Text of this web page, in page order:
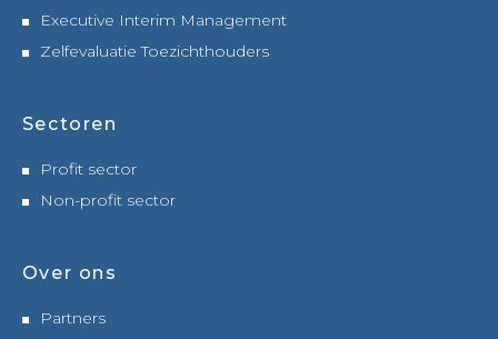
Executive Interim Management
Zelfevaluatie Toezichthouders
Sectoren
Profit sector
Non-profit sector
Over ons
Partners